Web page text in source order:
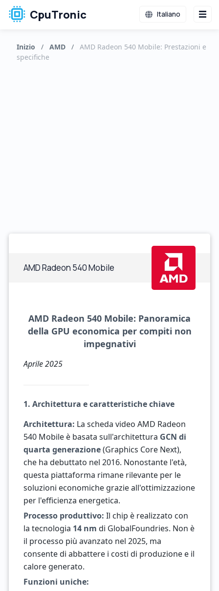
CpuTronic Italiano
Inizio / AMD /
AMD Radeon 540 Mobile: Prestazioni e
specifiche
AMD Radeon 540 Mobile
AMD Radeon 540 Mobile: Panoramica
della GPU economica per compiti non
impegnativi
Aprile 2025
1. Architettura e caratteristiche chiave
Architettura: La scheda video AMD Radeon
540 Mobile è basata sull'architettura GCN di
quarta generazione(Graphics Core Next),
che ha debuttato nel 2016. Nonostante l'età,
questa piattaforma rimane rilevante per le
soluzioni economiche grazie all'ottimizzazione
per l'efficienza energetica.
Processo produttivo: Il chip è realizzato con
la tecnologia 14 nm di GlobalFoundries. Non è
il processo più avanzato nel 2025, ma
consente di abbattere i costi di produzione e il
calore generato.
Funzioni uniche: